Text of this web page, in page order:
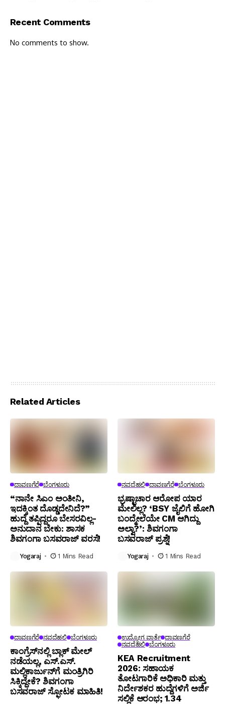
Recent Comments
No comments to show.
Related Articles
ದಾವಣಗೆರೆ ಬೆಂಗಳೂರು
“ನಾನೇ ಸಿಎಂ ಅಂತೀನಿ,
ಇದಕ್ಕಿಂತ ದೊಡ್ಡದೇನಿದೆ?”
ಹುದ್ದೆ ತಪ್ಪಿದ್ದರೂ ಬೇಸರವಿಲ್ಲ-
ಅನುದಾನ ಬೇಕು: ಶಾಸಕ
ಶಿವಗಂಗಾ ಬಸವರಾಜ್ ವರಸೆ!
Yogaraj 1 Mins Read
ನವದೆಹಲಿ ದಾವಣಗೆರೆ ಬೆಂಗಳೂರು
ಭ್ರಷ್ಟಾಚಾರ ಆರೋಪ ಯಾರ
ಮೇಲಿಲ್ಲ? ‘BSY ಜೈಲಿಗೆ ಹೋಗಿ
ಬಂದ್ಮೇಲೆಯೇ CM ಆಗಿದ್ದು
ಅಲ್ವಾ?’: ಶಿವಗಂಗಾ
ಬಸವರಾಜ್ ಪ್ರಶ್ನೆ!
Yogaraj 1 Mins Read
ದಾವಣಗೆರೆ ನವದೆಹಲಿ ಬೆಂಗಳೂರು
ಕಾಂಗ್ರೆಸ್‌ನಲ್ಲಿ ಬ್ಲಾಕ್ ಮೇಲ್
ನಡೆಯಲ್ಲ, ಎಸ್.ಎಸ್.
ಮಲ್ಲಿಕಾರ್ಜುನ್‌ಗೆ ಮಂತ್ರಿಗಿರಿ
ಸಿಕ್ಕಿದ್ದೇಕೆ? ಶಿವಗಂಗಾ
ಬಸವರಾಜ್ ಸ್ಫೋಟಕ ಮಾಹಿತಿ!
ಉದ್ಯೋಗ ವಾರ್ತೆ ದಾವಣಗೆರೆ
ನವದೆಹಲಿ ಬೆಂಗಳೂರು
KEA Recruitment
2026: ಸಹಾಯಕ
ತೋಟಗಾರಿಕೆ ಅಧಿಕಾರಿ ಮತ್ತು
ನಿರ್ದೇಶಕರ ಹುದ್ದೆಗಳಿಗೆ ಅರ್ಜಿ
ಸಲ್ಲಿಕೆ ಆರಂಭ; ₹1.34